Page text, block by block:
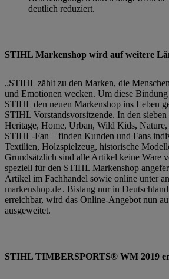
deutlich reduziert.
STIHL Markenshop wird auf weitere
„STIHL zählt zu den Marken, die
und Emotionen wecken. Um diese
STIHL den neuen Markenshop ins Leben
STIHL Vorstandsvorsitzende. In den
Heritage, Home, Urban, Wild Kids,
STIHL-Fan – finden Kunden und Fans
Textilien, Holzspielzeug, historische
Grundsätzlich sind alle Artikel keine Ware
speziell für den STIHL Markenshop
Artikel im Fachhandel sowie online unter
markenshop.de. Bislang nur in
erreichbar, wird das Online-Angebot nun
ausgeweitet.
STIHL TIMBERSPORTS® WM 2019